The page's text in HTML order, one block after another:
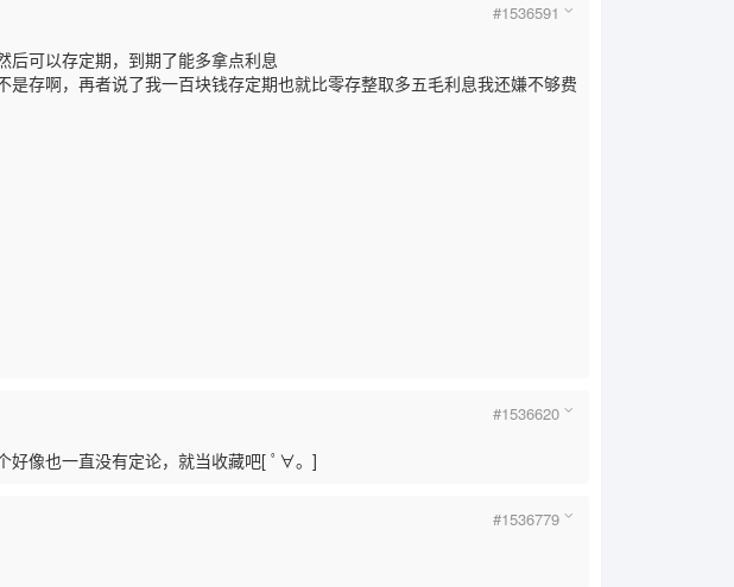
#1536591
后可以存定期，到期了能多拿点利息
存啊，再者说了我一百块钱存定期也就比零存整取多五毛利息我还嫌不够费
#1536620
好像也一直没有定论，就当收藏吧[ ﾟ∀。]
#1536779